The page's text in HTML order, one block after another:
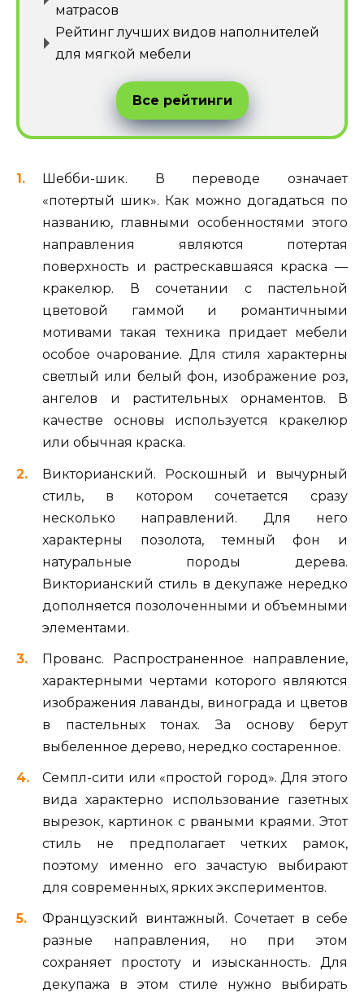
матрасов
Рейтинг лучших видов наполнителей
для мягкой мебели
Все рейтинги
Шебби-шик. В переводе означает
«потертый шик». Как можно догадаться по
названию, главными особенностями этого
направления являются потертая
поверхность и растрескавшаяся краска —
кракелюр. В сочетании с пастельной
цветовой гаммой и романтичными
мотивами такая техника придает мебели
особое очарование. Для стиля характерны
светлый или белый фон, изображение роз,
ангелов и растительных орнаментов. В
качестве основы используется кракелюр
или обычная краска.
Викторианский. Роскошный и вычурный
стиль, в котором сочетается сразу
несколько направлений. Для него
характерны позолота, темный фон и
натуральные породы дерева.
Викторианский стиль в декупаже нередко
дополняется позолоченными и объемными
элементами.
Прованс. Распространенное направление,
характерными чертами которого являются
изображения лаванды, винограда и цветов
в пастельных тонах. За основу берут
выбеленное дерево, нередко состаренное.
Семпл-сити или «простой город». Для этого
вида характерно использование газетных
вырезок, картинок с рваными краями. Этот
стиль не предполагает четких рамок,
поэтому именно его зачастую выбирают
для современных, ярких экспериментов.
Французский винтажный. Сочетает в себе
разные направления, но при этом
сохраняет простоту и изысканность. Для
декупажа в этом стиле нужно выбирать